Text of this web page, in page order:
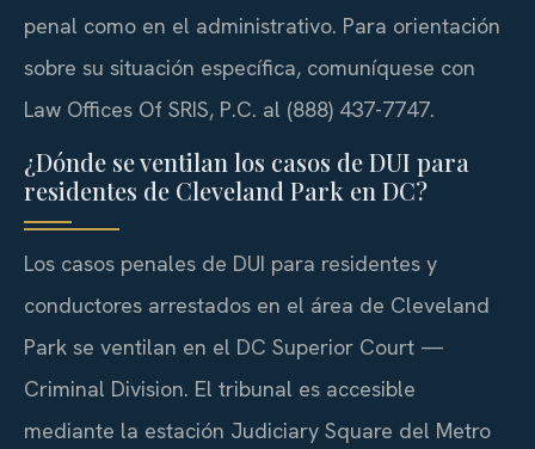
penal como en el administrativo. Para orientación
sobre su situación específica, comuníquese con
Law Offices Of SRIS, P.C. al (888) 437-7747.
¿Dónde se ventilan los casos de DUI para
residentes de Cleveland Park en DC?
Los casos penales de DUI para residentes y
conductores arrestados en el área de Cleveland
Park se ventilan en el DC Superior Court —
Criminal Division. El tribunal es accesible
mediante la estación Judiciary Square del Metro